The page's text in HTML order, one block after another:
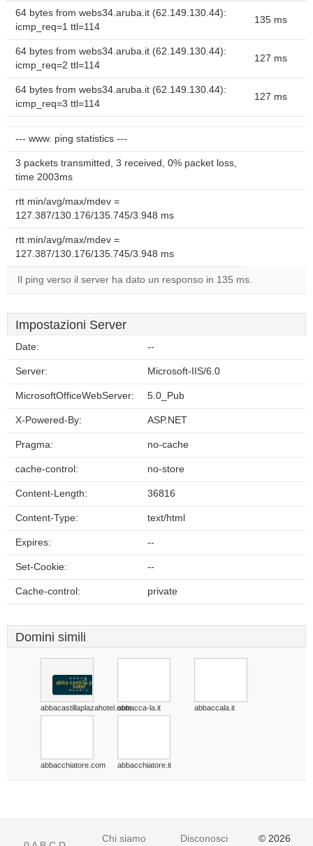
64 bytes from webs34.aruba.it (62.149.130.44):
icmp_req=1 ttl=114
135 ms
64 bytes from webs34.aruba.it (62.149.130.44):
icmp_req=2 ttl=114
127 ms
64 bytes from webs34.aruba.it (62.149.130.44):
icmp_req=3 ttl=114
127 ms
--- www. ping statistics ---
3 packets transmitted, 3 received, 0% packet loss,
time 2003ms
rtt min/avg/max/mdev =
127.387/130.176/135.745/3.948 ms
rtt min/avg/max/mdev =
127.387/130.176/135.745/3.948 ms
Il ping verso il server ha dato un responso in 135 ms.
Impostazioni Server
Date: --
Server: Microsoft-IIS/6.0
MicrosoftOfficeWebServer: 5.0_Pub
X-Powered-By: ASP.NET
Pragma: no-cache
cache-control: no-store
Content-Length: 36816
Content-Type: text/html
Expires: --
Set-Cookie: --
Cache-control: private
Domini simili
abbacastillaplazahotel.comabbacca-la.it abbaccala.it
abbacchiatore.com abbacchiatore.it
Chi siamo Disconoscimento © 2026